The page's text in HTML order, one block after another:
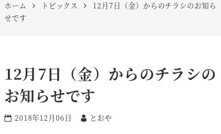
ホーム トピックス
12月7日（金）からのチラシのお知ら
せです
12月7日（金）からのチラシの
お知らせです
2018年12月06日 とおや